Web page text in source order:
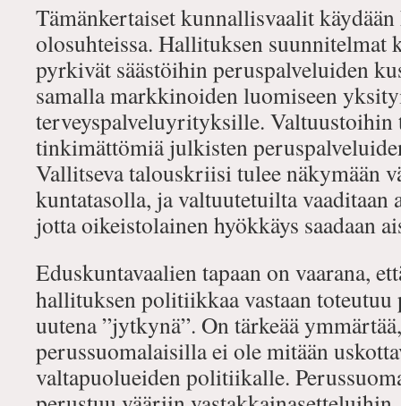
Tämänkertaiset kunnallisvaalit käydään
olosuhteissa. Hallituksen suunnitelmat
pyrkivät säästöihin peruspalveluiden
samalla markkinoiden luomiseen
terveyspalveluyrityksille. Valtuustoihin
tinkimättömiä julkisten
Vallitseva talouskriisi tulee näkymään
kuntatasolla, ja valtuutetuilta vaaditaan
jotta oikeistolainen hyökkäys saadaan
Eduskuntavaalien tapaan on vaarana,
hallituksen politiikkaa vastaan toteutuu
uutena ”jytkynä”. On tärkeää
perussuomalaisilla ei ole mitään
valtapuolueiden politiikalle.